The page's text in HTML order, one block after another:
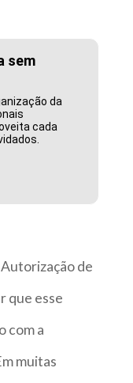
sem
da
cada
de
que esse
com a
muitas